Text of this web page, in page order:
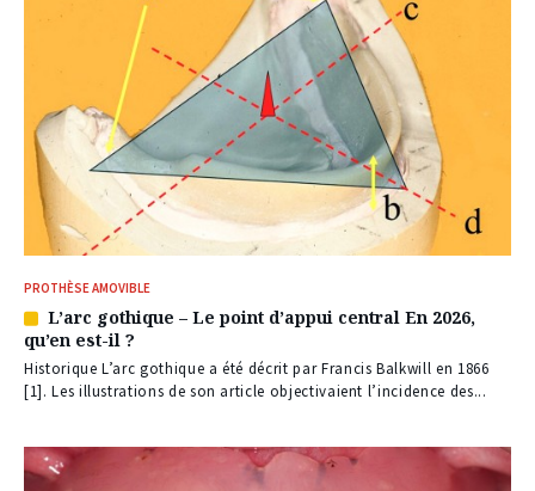
PROTHÈSE AMOVIBLE
Article
réservé
à
nos
L’arc gothique – Le point d’appui central En 2026,
qu’en est-il ?
Historique L’arc gothique a été décrit par Francis Balkwill en 1866
[1]. Les illustrations de son article objectivaient l’incidence des...